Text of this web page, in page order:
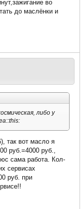
С мерседесом я
во
до маслёнки и
либо у
так вот масло я
руб.=4000 руб.,
сама работа. Кол-
сервисах
руб. при